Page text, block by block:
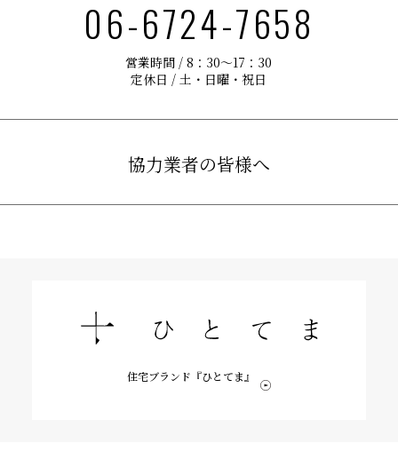
06-6724-7658
営業時間 / 8：30〜17：30
定休日 / 土・日曜・祝日
協力業者の皆様へ
住宅ブランド『ひとてま』